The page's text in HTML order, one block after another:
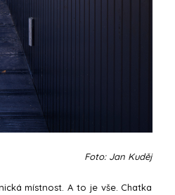
Foto: Jan Kuděj
místnost. A to je vše. Chatka